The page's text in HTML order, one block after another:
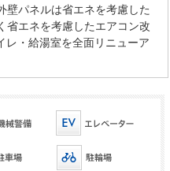
壁パネルは省エネを考慮した
省エネを考慮したエアコン改
レ・給湯室を全面リニューア